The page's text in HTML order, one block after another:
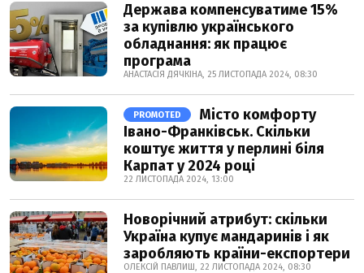
Держава компенсуватиме 15%
за купівлю українського
обладнання: як працює
програма
АНАСТАСІЯ ДЯЧКІНА, 25 ЛИСТОПАДА 2024, 08:30
PROMOTED
Місто комфорту
Івано-Франківськ. Скільки
коштує життя у перлині біля
Карпат у 2024 році
22 ЛИСТОПАДА 2024, 13:00
Новорічний атрибут: скільки
Україна купує мандаринів і як
заробляють країни-експортери
ОЛЕКСІЙ ПАВЛИШ, 22 ЛИСТОПАДА 2024, 08:30